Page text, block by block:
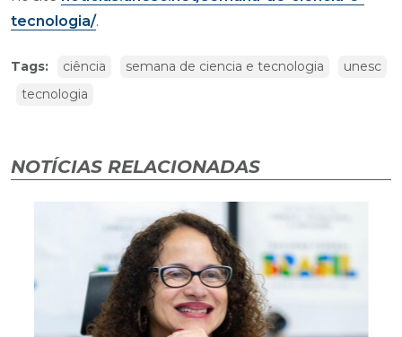
tecnologia/.
Tags: ciência semana de ciencia e tecnologia
unesc
tecnologia
NOTÍCIAS RELACIONADAS